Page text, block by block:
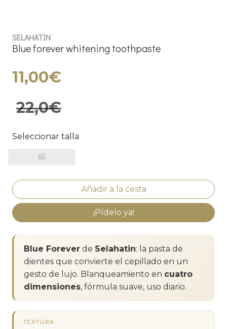
SELAHATIN
Blue forever whitening toothpaste
11,00€
22,0€
Seleccionar talla
65
¡Pídelo ya!
Blue Forever de Selahatin: la pasta de
dientes que convierte el cepillado en un
gesto de lujo. Blanqueamiento en cuatro
dimensiones, fórmula suave, uso diario.
TEXTURA